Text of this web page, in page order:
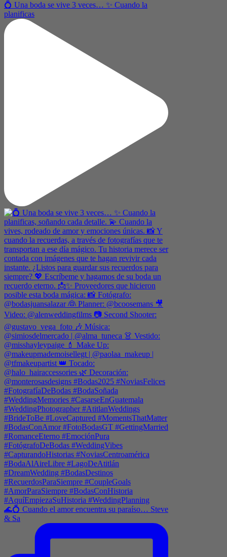
💍 Una boda se vive 3 veces… ✨ Cuando la
planificas
🌊💍 Cuando el amor encuentra su paraíso… Steve
& Sa